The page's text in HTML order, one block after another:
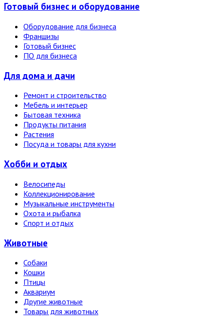
Готовый бизнес и оборудование
Оборудование для бизнеса
Франшизы
Готовый бизнес
ПО для бизнеса
Для дома и дачи
Ремонт и строительство
Мебель и интерьер
Бытовая техника
Продукты питания
Растения
Посуда и товары для кухни
Хобби и отдых
Велосипеды
Коллекционирование
Музыкальные инструменты
Охота и рыбалка
Спорт и отдых
Животные
Собаки
Кошки
Птицы
Аквариум
Другие животные
Товары для животных